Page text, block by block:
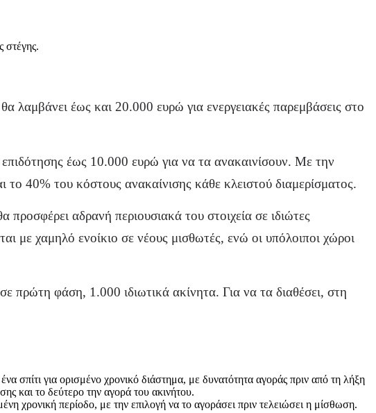
στέγης.
λαμβάνει έως και 20.000 ευρώ για ενεργειακές παρεμβάσεις στο
έως 10.000 ευρώ για να τα ανακαινίσουν. Με την
40% του κόστους ανακαίνισης κάθε κλειστού διαμερίσματος.
αδρανή περιουσιακά του στοιχεία σε ιδιώτες
με χαμηλό ενοίκιο σε νέους μισθωτές, ενώ οι υπόλοιποι χώροι
φάση, 1.000 ιδιωτικά ακίνητα. Για να τα διαθέσει, στη
σπίτι για ορισμένο χρονικό διάστημα, με δυνατότητα αγοράς πριν από τη λήξη
και το δεύτερο την αγορά του ακινήτου.
χρονική περίοδο, με την επιλογή να το αγοράσει πριν τελειώσει η μίσθωση.